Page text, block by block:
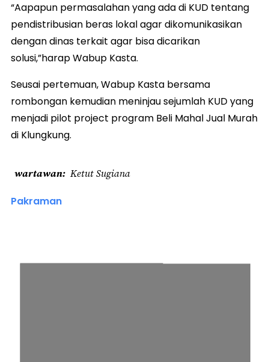
“Aapapun permasalahan yang ada di KUD tentang
pendistribusian beras lokal agar dikomunikasikan
dengan dinas terkait agar bisa dicarikan
solusi,”harap Wabup Kasta.
Seusai pertemuan, Wabup Kasta bersama
rombongan kemudian meninjau sejumlah KUD yang
menjadi pilot project program Beli Mahal Jual Murah
di Klungkung.
wartawan Ketut Sugiana
Pakraman